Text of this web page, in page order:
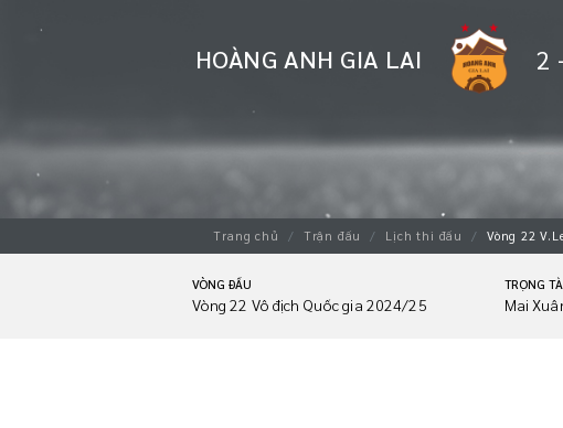
HOÀNG ANH GIA LAI 2
Trang chủ Trận đấu Lịch thi đấu Vòng 22
VÒNG ĐẤU
Vòng 22 Vô địch Quốc gia 2024/25
TRỌNG
Mai